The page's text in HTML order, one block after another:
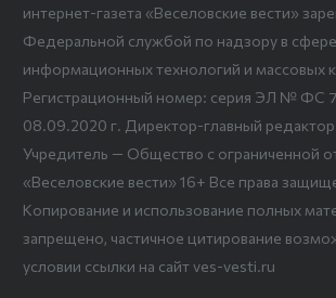
интернет-газета «Веселовские вести»
Федеральной службой по надзору в сфере
информационных технологий и массовых
Регистрационный номер: серия ЭЛ № ФС
08.09.2020 г. Директор-главный
Учредитель — Общество с ограниченной
«Веселовские вести» 16+ Все права
Копирование и использование полных
запрещено, частичное цитирование
условии ссылки на сайт ves-vesti.ru